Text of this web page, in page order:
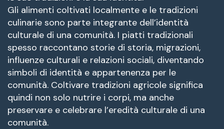
Gli alimenti coltivati localmente e le tradizioni
culinarie sono parte integrante dell’identità
culturale di una comunità. I piatti tradizionali
spesso raccontano storie di storia, migrazioni,
influenze culturali e relazioni sociali, diventando
simboli di identità e appartenenza per le
comunità. Coltivare tradizioni agricole significa
quindi non solo nutrire i corpi, ma anche
preservare e celebrare l’eredità culturale di una
comunità.